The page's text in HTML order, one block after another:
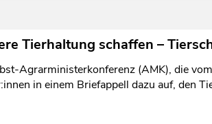
Tierhaltung schaffen –
Agrarministerkonferenz (AMK), die
in einem Briefappell dazu auf, den